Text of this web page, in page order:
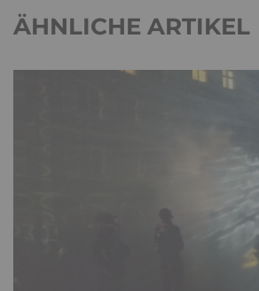
ÄHNLICHE ARTIKEL